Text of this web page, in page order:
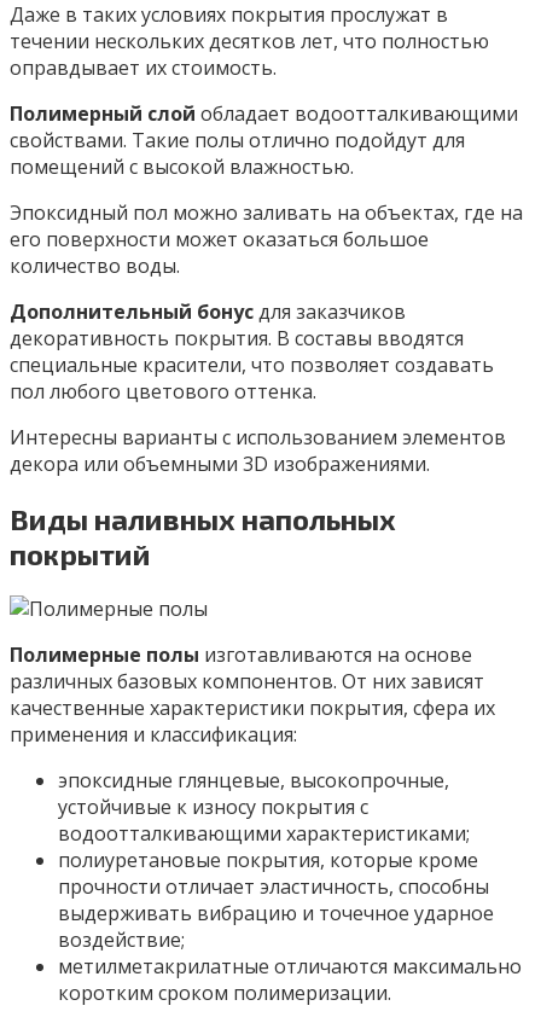
Даже в таких условиях покрытия прослужат в
течении нескольких десятков лет, что полностью
оправдывает их стоимость.
Полимерный слой обладает водоотталкивающими
свойствами. Такие полы отлично подойдут для
помещений с высокой влажностью.
Эпоксидный пол можно заливать на объектах, где на
его поверхности может оказаться большое
количество воды.
Дополнительный бонусдля заказчиков
декоративность покрытия. В составы вводятся
специальные красители, что позволяет создавать
пол любого цветового оттенка.
Интересны варианты с использованием элементов
декора или объемными 3D изображениями.
Виды наливных напольных
покрытий
Полимерные полы изготавливаются на основе
различных базовых компонентов. От них зависят
качественные характеристики покрытия, сфера их
применения и классификация:
эпоксидные глянцевые, высокопрочные,
устойчивые к износу покрытия с
водоотталкивающими характеристиками;
полиуретановые покрытия, которые кроме
прочности отличает эластичность, способны
выдерживать вибрацию и точечное ударное
воздействие;
метилметакрилатные отличаются максимально
коротким сроком полимеризации.